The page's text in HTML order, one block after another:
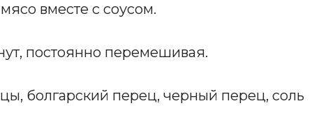
вместе с соусом.
постоянно перемешивая.
болгарский перец, черный перец, соль